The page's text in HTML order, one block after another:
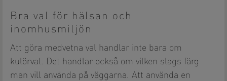
Bra val för hälsan och
inomhusmiljön
Att göra medvetna val handlar inte bara om
kulörval. Det handlar också om vilken slags färg
man vill använda på väggarna. Att använda en